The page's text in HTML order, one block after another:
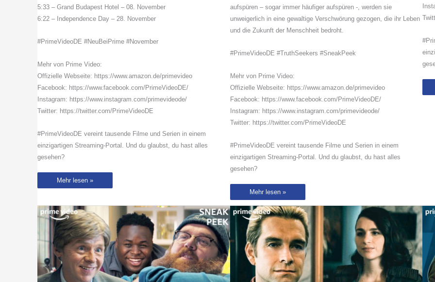
5:33 – Grand Budapest Hotel – 08. November
6:22 – Independence Day – 28. November
#PrimeVideoDE #NeuBeiPrime #November
Mehr von Prime Video:
Offizielle Webseite: https://www.amazon.de/primevideo
Facebook: https://www.facebook.com/PrimeVideoDE/
Instagram: https://www.instagram.com/primevideode/
Twitter: https://twitter.com/PrimeVideoDE
#PrimeVideoDE vereint tausende Filme und Serien in einem
einzigartigen Streaming-Portal. Und du glaubst, du hast alles
gesehen?
NEU
|
November
2020
|
Prime
Video
Mehr lesen »
aufspüren – sogar immer häufiger aufspüren -, werden sie
unweigerlich in eine gewaltige Verschwörung gezogen, die ihr Leben
und die Zukunft der Menschheit bedroht.
#PrimeVideoDE #TruthSeekers #SneakPeek
Mehr von Prime Video:
Offizielle Webseite: https://www.amazon.de/primevideo
Facebook: https://www.facebook.com/PrimeVideoDE/
Instagram: https://www.instagram.com/primevideode/
Twitter: https://twitter.com/PrimeVideoDE
#PrimeVideoDE vereint tausende Filme und Serien in einem
einzigartigen Streaming-Portal. Und du glaubst, du hast alles
gesehen?
Gus
eine
gruselige
Geheimtür
|
Truth
Seekers
|
Sneak
Peek
|
Prime
Video
DE
Mehr lesen »